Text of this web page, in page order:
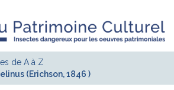
de A à Z
(Erichson, 1846 )